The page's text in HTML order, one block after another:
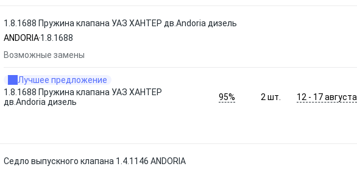
1.8.1688 Пружина клапана УАЗ ХАНТЕР дв.Andoria дизель
ANDORIA1.8.1688
Возможные замены
Лучшее предложение
1.8.1688 Пружина клапана УАЗ ХАНТЕР
дв.Andoria дизель
95% 2 шт. 12 - 17 августа
Седло выпускного клапана 1.4.1146 ANDORIA